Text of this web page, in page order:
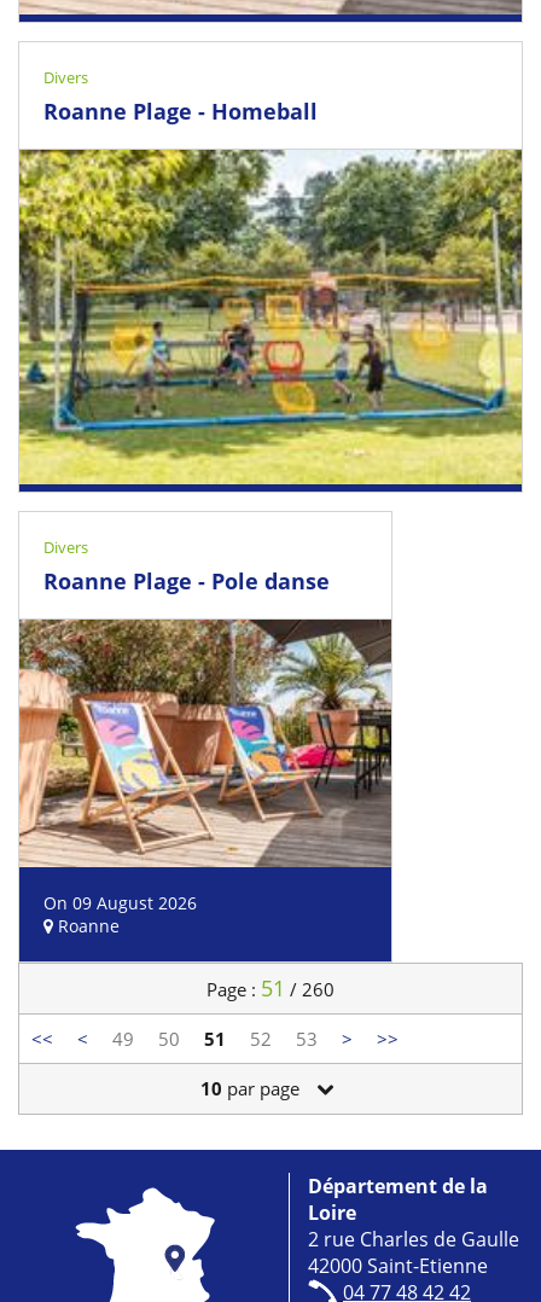
Roanne
Divers
Roanne Plage - Homeball
Roanne
Divers
Roanne Plage - Pole danse
On 09 August 2026
Roanne
Page : 51 / 260
<< < 49 50 51 52 53 > >>
10 par page
Département de la
Loire
2 rue Charles de Gaulle
42000 Saint-Etienne
04 77 48 42 42